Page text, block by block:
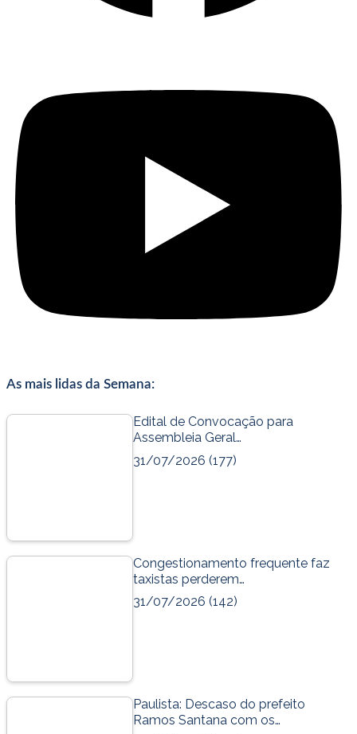
As mais lidas da Semana:
Edital de Convocação para
Assembleia Geral…
31/07/2026 (177)
Congestionamento frequente faz
taxistas perderem…
31/07/2026 (142)
Paulista: Descaso do prefeito
Ramos Santana com os…